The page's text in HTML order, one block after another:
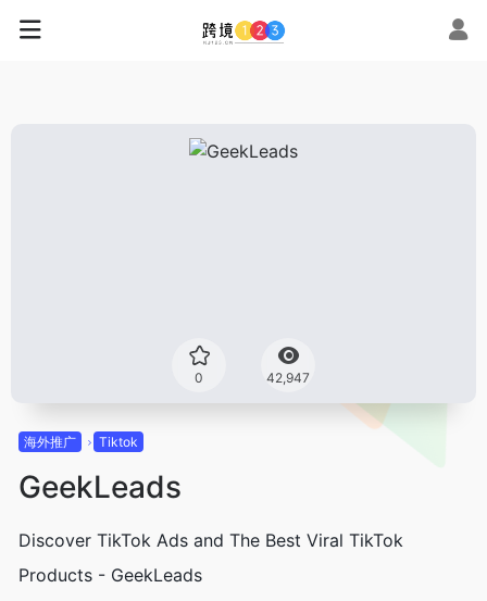
0 42,947
海外推广 Tiktok
GeekLeads
Discover TikTok Ads and The Best Viral TikTok
Products - GeekLeads